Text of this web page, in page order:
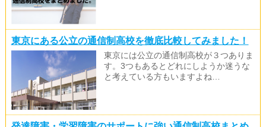
東京にある公立の通信制高校を徹底比較してみました！
東京には公立の通信制高校が３つありま
す。3つもあるとどれにしようか迷うな
と考えている方もいますよね…